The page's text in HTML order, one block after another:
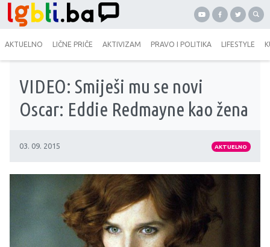
AKTUELNO LIČNE PRIČE AKTIVIZAM PRAVO I POLITIKA LIFESTYLE
VIDEO: Smiješi mu se novi
Oscar: Eddie Redmayne kao žena
03. 09. 2015 AKTUELNO